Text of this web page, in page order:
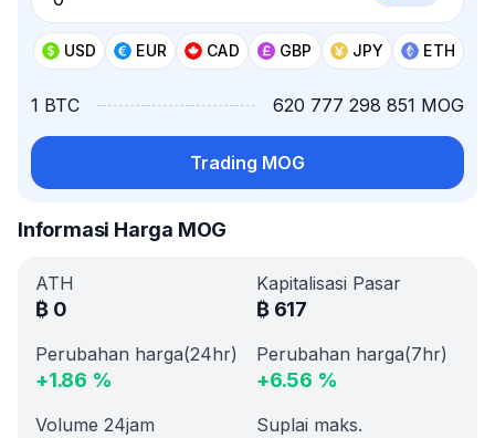
USD EUR CAD GBP JPY ETH
1 BTC 620 777 298 851 MOG
Trading MOG
Informasi Harga MOG
ATH
₿ 0
Kapitalisasi Pasar
₿ 617
Perubahan harga(24hr)
+1.86 %
Perubahan harga(7hr)
+6.56 %
Volume 24jam Suplai maks.